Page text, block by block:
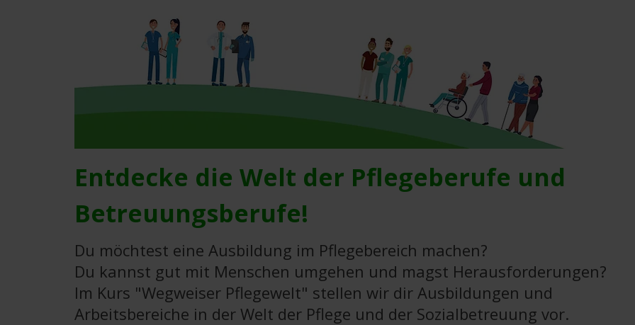
Entdecke die Welt der Pflegeberufe und
Betreuungsberufe!
Du möchtest eine Ausbildung im Pflegebereich machen?
Du kannst gut mit Menschen umgehen und magst Herausforderungen?
Im Kurs "Wegweiser Pflegewelt" stellen wir dir Ausbildungen und
Arbeitsbereiche in der Welt der Pflege und der Sozialbetreuung vor.